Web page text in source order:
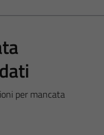
per mancata